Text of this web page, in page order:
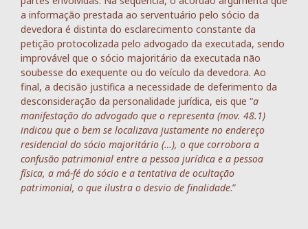
a informação prestada ao serventuário pelo sócio da
devedora é distinta do esclarecimento constante da
petição protocolizada pelo advogado da executada, sendo
improvável que o sócio majoritário da executada não
soubesse do exequente ou do veículo da devedora. Ao
final, a decisão justifica a necessidade de deferimento da
desconsideração da personalidade jurídica, eis que “a
manifestação do advogado que o representa (mov. 48.1)
indicou que o bem se localizava justamente no endereço
residencial do sócio majoritário (…), o que corrobora a
confusão patrimonial entre a pessoa jurídica e a pessoa
física, a má-fé do sócio e a tentativa de ocultação
patrimonial, o que ilustra o desvio de finalidade.”